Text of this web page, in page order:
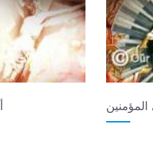
المؤمنين